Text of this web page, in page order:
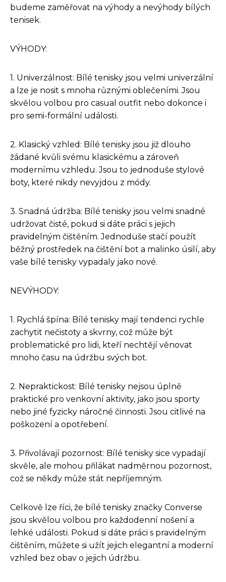
budeme zaměřovat na výhody a nevýhody bílých
tenisek.
VÝHODY:
1. Univerzálnost: Bílé tenisky jsou velmi univerzální
a lze je nosit s mnoha různými oblečeními. Jsou
skvělou volbou pro casual outfit nebo dokonce i
pro semi-formální události.
2. Klasický vzhled: Bílé tenisky jsou již dlouho
žádané kvůli svému klasickému a zároveň
modernímu vzhledu. Jsou to jednoduše stylové
boty, které nikdy nevyjdou z módy.
3. Snadná údržba: Bílé tenisky jsou velmi snadné
udržovat čisté, pokud si dáte práci s jejich
pravidelným čištěním. Jednoduše stačí použít
běžný prostředek na čištění bot a malinko úsilí, aby
vaše bílé tenisky vypadaly jako nové.
NEVÝHODY:
1. Rychlá špína: Bílé tenisky mají tendenci rychle
zachytit nečistoty a skvrny, což může být
problematické pro lidi, kteří nechtějí věnovat
mnoho času na údržbu svých bot.
2. Nepraktickost: Bílé tenisky nejsou úplně
praktické pro venkovní aktivity, jako jsou sporty
nebo jiné fyzicky náročné činnosti. Jsou citlivé na
poškození a opotřebení.
3. Přivolávají pozornost: Bílé tenisky sice vypadají
skvěle, ale mohou přilákat nadměrnou pozornost,
což se někdy může stát nepříjemným.
Celkově lze říci, že bílé tenisky značky Converse
jsou skvělou volbou pro každodenní nošení a
lehké události. Pokud si dáte práci s pravidelným
čištěním, můžete si užít jejich elegantní a moderní
vzhled bez obav o jejich údržbu.